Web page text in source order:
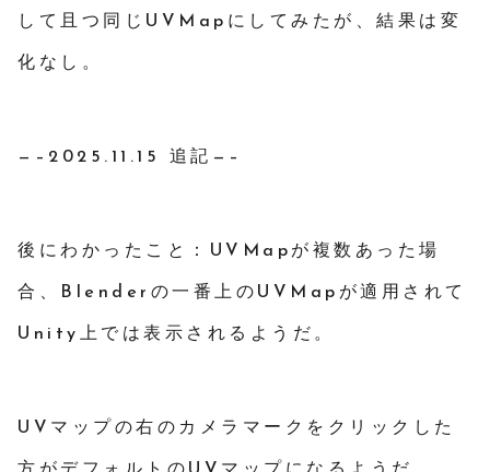
して且つ同じUVMapにしてみたが、結果は変
化なし。
—–2025.11.15 追記—–
後にわかったこと：UVMapが複数あった場
合、Blenderの一番上のUVMapが適用されて
Unity上では表示されるようだ。
UVマップの右のカメラマークをクリックした